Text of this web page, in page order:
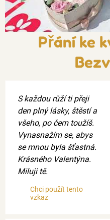
Přání ke
S každou růží ti přeji
den plný lásky, štěstí a
všeho, po čem toužíš.
Vynasnažím se, abys
se mnou byla šťastná.
Krásného Valentýna.
Miluji tě.
Chci použít tento
vzkaz